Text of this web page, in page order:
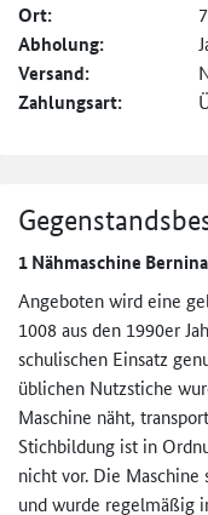
Ort:
Abholung:
Versand:
Zahlungsart:
1 Nähmaschine
Angeboten wird eine
1008 aus den 1990er
schulischen Einsatz
üblichen Nutzstiche
Maschine näht,
Stichbildung ist in
nicht vor. Die Maschine
und wurde regelmäßig